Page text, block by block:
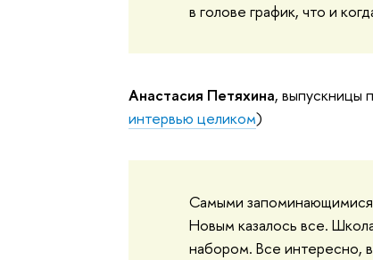
в голове график, что и
Анастасия Петяхина, выпускницы
интервью целиком)
Самыми
Новым казалось все.
набором. Все интересно,